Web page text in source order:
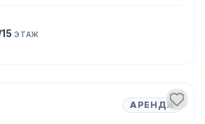
ЭТАЖ
АРЕНДА